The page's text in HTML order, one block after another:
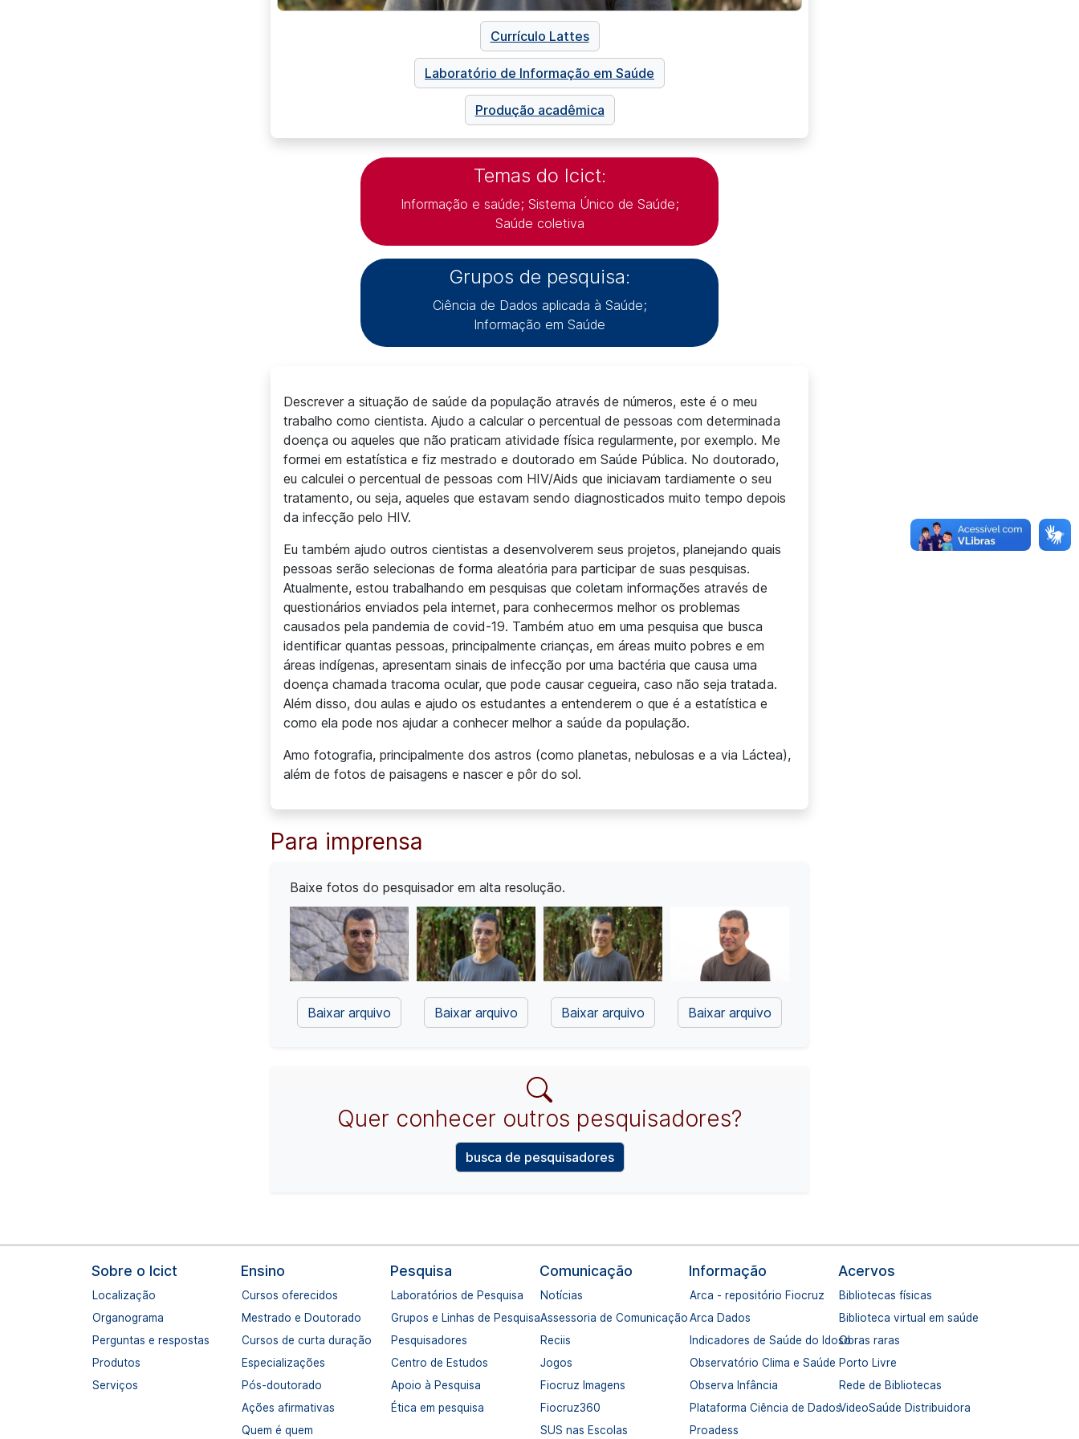
Currículo Lattes
Laboratório de Informação em Saúde
Produção acadêmica
Temas do Icict:
Informação e saúde; Sistema Único de Saúde;
Saúde coletiva
Grupos de pesquisa:
Ciência de Dados aplicada à Saúde;
Informação em Saúde
Descrever a situação de saúde da população através de números, este é o meu
trabalho como cientista. Ajudo a calcular o percentual de pessoas com determinada
doença ou aqueles que não praticam atividade física regularmente, por exemplo. Me
formei em estatística e fiz mestrado e doutorado em Saúde Pública. No doutorado,
eu calculei o percentual de pessoas com HIV/Aids que iniciavam tardiamente o seu
tratamento, ou seja, aqueles que estavam sendo diagnosticados muito tempo depois
da infecção pelo HIV.
Eu também ajudo outros cientistas a desenvolverem seus projetos, planejando quais
pessoas serão selecionas de forma aleatória para participar de suas pesquisas.
Atualmente, estou trabalhando em pesquisas que coletam informações através de
questionários enviados pela internet, para conhecermos melhor os problemas
causados pela pandemia de covid-19. Também atuo em uma pesquisa que busca
identificar quantas pessoas, principalmente crianças, em áreas muito pobres e em
áreas indígenas, apresentam sinais de infecção por uma bactéria que causa uma
doença chamada tracoma ocular, que pode causar cegueira, caso não seja tratada.
Além disso, dou aulas e ajudo os estudantes a entenderem o que é a estatística e
como ela pode nos ajudar a conhecer melhor a saúde da população.
Amo fotografia, principalmente dos astros (como planetas, nebulosas e a via Láctea),
além de fotos de paisagens e nascer e pôr do sol.
Para imprensa
Baixe fotos do pesquisador em alta resolução.
Baixar arquivo Baixar arquivo Baixar arquivo Baixar arquivo
Quer conhecer outros pesquisadores?
busca de pesquisadores
Navegação principal
Sobre o Icict
Localização
Organograma
Perguntas e respostas
Produtos
Serviços
Ensino
Cursos oferecidos
Mestrado e Doutorado
Cursos de curta duração
Especializações
Pós-doutorado
Ações afirmativas
Quem é quem
Pesquisa
Laboratórios de Pesquisa
Grupos e Linhas de Pesquisa
Pesquisadores
Centro de Estudos
Apoio à Pesquisa
Ética em pesquisa
Comunicação
Notícias
Assessoria de Comunicação
Reciis
Jogos
Fiocruz Imagens
Fiocruz360
SUS nas Escolas
Informação
Arca - repositório Fiocruz
Arca Dados
Indicadores de Saúde do Idoso
Observatório Clima e Saúde
Observa Infância
Plataforma Ciência de Dados
Proadess
Acervos
Bibliotecas físicas
Biblioteca virtual em saúde
Obras raras
Porto Livre
Rede de Bibliotecas
VideoSaúde Distribuidora